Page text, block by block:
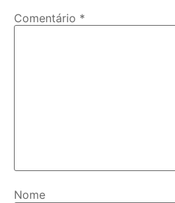
Comentário *
Nome